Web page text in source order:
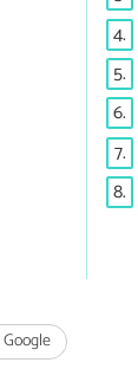
4.
5.
6.
7.
8.